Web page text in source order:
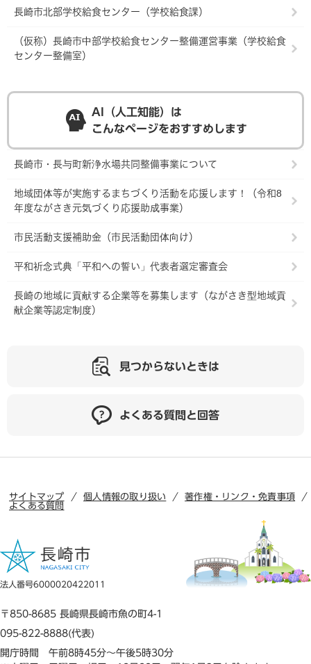
長崎市北部学校給食センター（学校給食課）
（仮称）長崎市中部学校給食センター整備運営事業（学校給食
センター整備室）
AI（人工知能）は
こんなページをおすすめします
長崎市・長与町新浄水場共同整備事業について
地域団体等が実施するまちづくり活動を応援します！（令和8
年度ながさき元気づくり応援助成事業）
市民活動支援補助金（市民活動団体向け）
平和祈念式典「平和への誓い」代表者選定審査会
長崎の地域に貢献する企業等を募集します（ながさき型地域貢
献企業等認定制度）
見つからないときは
よくある質問と回答
サイトマップ 個人情報の取り扱い
著作権・リンク・免責事項
よくある質問
法人番号6000020422011
〒850-8685 長崎県長崎市魚の町4-1
095-822-8888(代表)
開庁時間 午前8時45分～午後5時30分